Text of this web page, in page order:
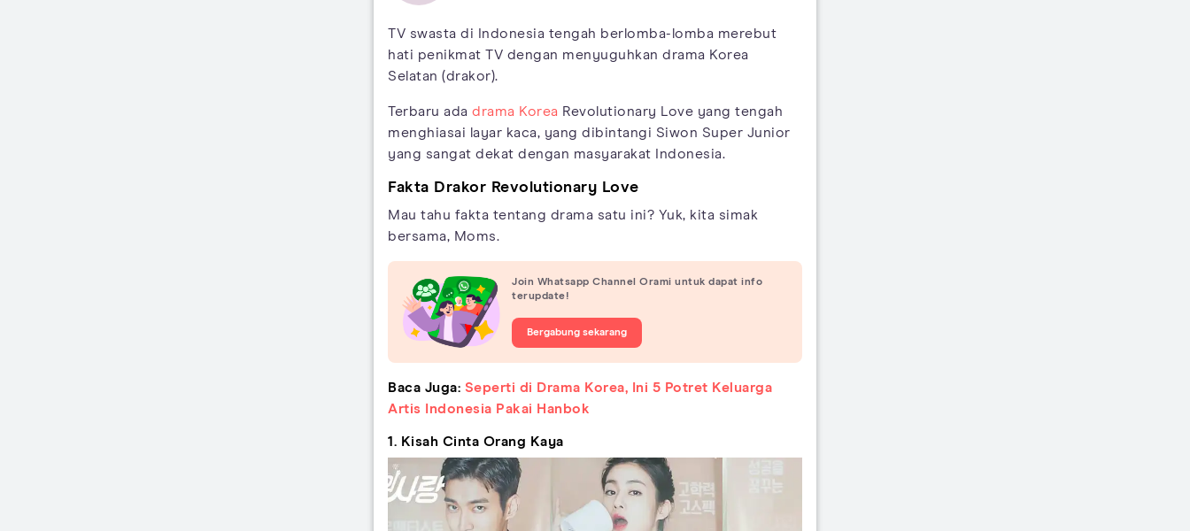
TV swasta di Indonesia tengah berlomba-lomba merebut
hati penikmat TV dengan menyuguhkan drama Korea
Selatan (drakor).
Terbaru ada drama Korea Revolutionary Love yang tengah
menghiasai layar kaca, yang dibintangi Siwon Super Junior
yang sangat dekat dengan masyarakat Indonesia.
Fakta Drakor Revolutionary Love
Mau tahu fakta tentang drama satu ini? Yuk, kita simak
bersama, Moms.
Join Whatsapp Channel Orami untuk dapat info
terupdate!
Bergabung sekarang
Baca Juga: Seperti di Drama Korea, Ini 5 Potret Keluarga
Artis Indonesia Pakai Hanbok
1. Kisah Cinta Orang Kaya